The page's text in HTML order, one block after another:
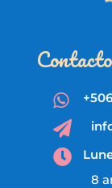
Contacto



8